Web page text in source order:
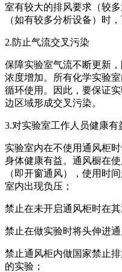
室有较大的排风要求（较
（如有较多分析设备）时
2.防止气流交叉污染
保障实验室气流不断更新
浓度增加。所有化学实验
循环使用。因此，要保证
边区域形成交叉污染。
3.对实验室工作人员健康有
实验室内在不使用通风柜
身体健康有益。通风橱在
（即开窗通风），使用时
室内出现负压；
禁止在未开启通风柜时在其
禁止在做实验时将头伸进通
禁止通风柜内做国家禁止
的实验；